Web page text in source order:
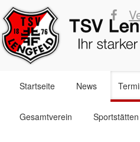
überspringen
Startseite News
Gesamtverein Sportstätten